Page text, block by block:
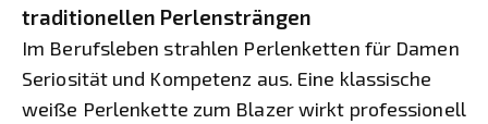
traditionellen Perlensträngen
Im Berufsleben strahlen Perlenketten für Damen
Seriosität und Kompetenz aus. Eine klassische
weiße Perlenkette zum Blazer wirkt professionell